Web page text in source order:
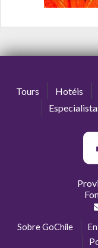
Tours Hotéis
Sobre GoChile